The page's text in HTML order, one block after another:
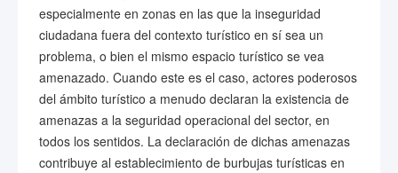
especialmente en zonas en las que la inseguridad
ciudadana fuera del contexto turístico en sí sea un
problema, o bien el mismo espacio turístico se vea
amenazado. Cuando este es el caso, actores poderosos
del ámbito turístico a menudo declaran la existencia de
amenazas a la seguridad operacional del sector, en
todos los sentidos. La declaración de dichas amenazas
contribuye al establecimiento de burbujas turísticas en